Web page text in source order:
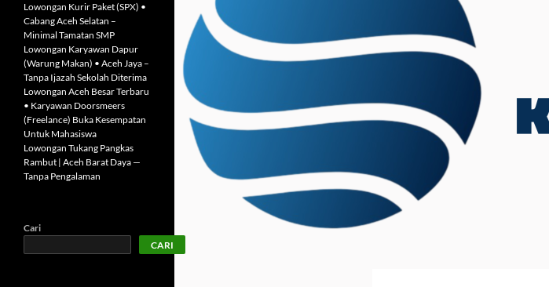
Lowongan Kurir Paket (SPX) •
Cabang Aceh Selatan –
Minimal Tamatan SMP
Lowongan Karyawan Dapur
(Warung Makan) • Aceh Jaya –
Tanpa Ijazah Sekolah Diterima
Lowongan Aceh Besar Terbaru
• Karyawan Doorsmeers
(Freelance) Buka Kesempatan
Untuk Mahasiswa
Lowongan Tukang Pangkas
Rambut | Aceh Barat Daya —
Tanpa Pengalaman
Cari
CARI